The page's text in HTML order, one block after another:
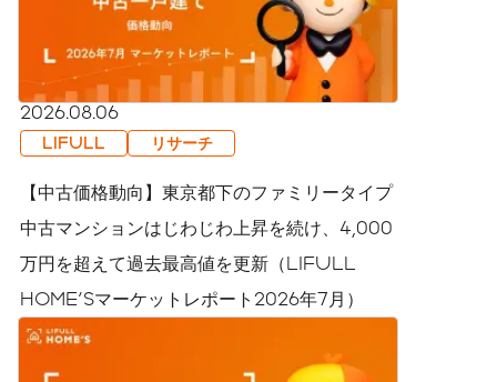
2026.08.06
LIFULL リサーチ
【中古価格動向】東京都下のファミリータイプ
中古マンションはじわじわ上昇を続け、4,000
万円を超えて過去最高値を更新（LIFULL
HOME'Sマーケットレポート2026年7月）